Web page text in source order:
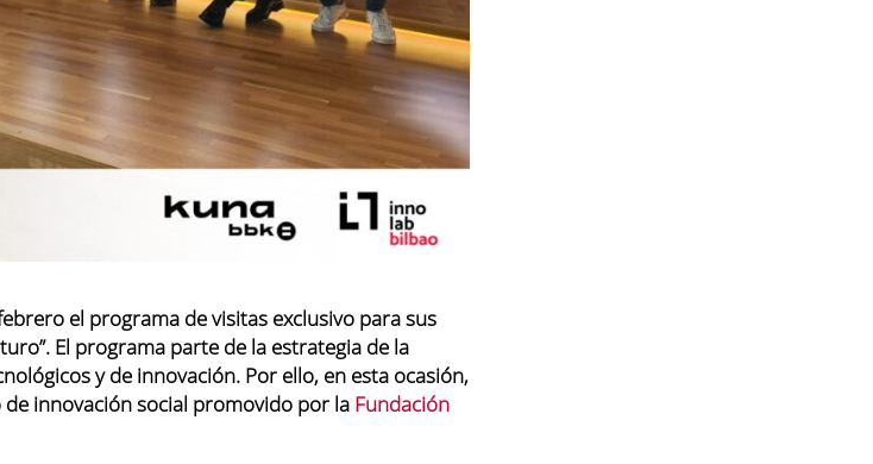
el programa de visitas exclusivo para sus
. El programa parte de la estrategia de la
y de innovación. Por ello, en esta ocasión,
innovación social promovido por la Fundación